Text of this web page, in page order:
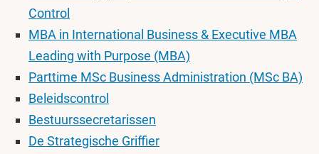
Control
MBA in International Business & Executive MBA
Leading with Purpose (MBA)
Parttime MSc Business Administration (MSc BA)
Beleidscontrol
Bestuurssecretarissen
De Strategische Griffier